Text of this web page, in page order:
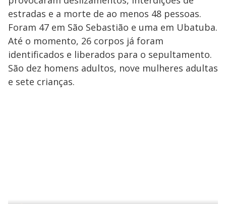
estradas e a morte de ao menos 48 pessoas.
Foram 47 em São Sebastião e uma em Ubatuba.
Até o momento, 26 corpos já foram
identificados e liberados para o sepultamento.
São dez homens adultos, nove mulheres adultas
e sete crianças.